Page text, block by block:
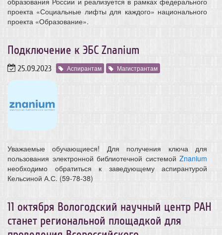
проекта «Социальные лифты для каждого» национального
проекта «Образование».
Подключение к ЭБС Znanium
25.09.2023 Аспирантам Магистрантам
Уважаемые обучающиеся! Для получения ключа для
пользования электронной библиотечной системой Znanium
необходимо обратиться к заведующему аспирантурой
Кельсиной А.С. (59-78-38)
11 октября Вологодский научный центр РАН
станет региональной площадкой для